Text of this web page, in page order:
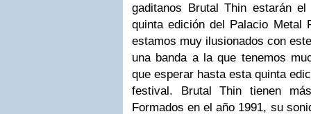
gaditanos Brutal Thin estarán
quinta edición del Palacio Metal
estamos muy ilusionados con
una banda a la que tenemos
que esperar hasta esta quinta
festival. Brutal Thin tienen
Formados en el año 1991, su